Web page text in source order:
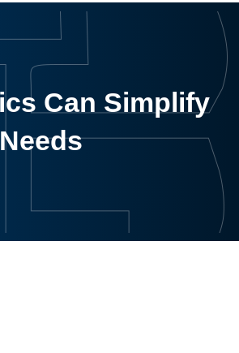
Can Simplify